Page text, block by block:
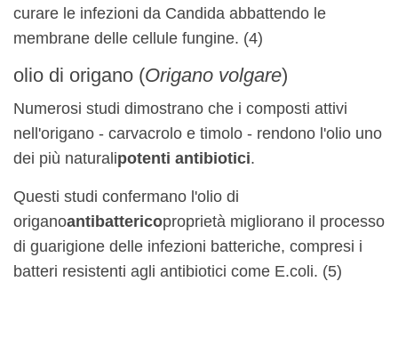
curare le infezioni da Candida abbattendo le
membrane delle cellule fungine. (4)
olio di origano (Origano volgare)
Numerosi studi dimostrano che i composti attivi
nell'origano - carvacrolo e timolo - rendono l'olio uno
dei più naturalipotenti antibiotici.
Questi studi confermano l'olio di
origanoantibattericoproprietà migliorano il processo
di guarigione delle infezioni batteriche, compresi i
batteri resistenti agli antibiotici come E.coli. (5)